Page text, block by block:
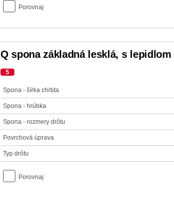
Porovnaj
Q spona základná lesklá, s lepidlom
5
Spona - šírka chrbta
Spona - hrúbka
Spona - rozmery drôtu
Povrchová úprava
Typ drôtu
Porovnaj